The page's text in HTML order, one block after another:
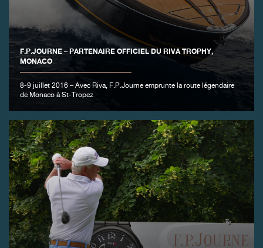
F.P.JOURNE – PARTENAIRE OFFICIEL DU RIVA TROPHY,
MONACO
8-9 juillet 2016 – Avec Riva, F.P.Journe emprunte la route légendaire
de Monaco à St-Tropez
FAUX